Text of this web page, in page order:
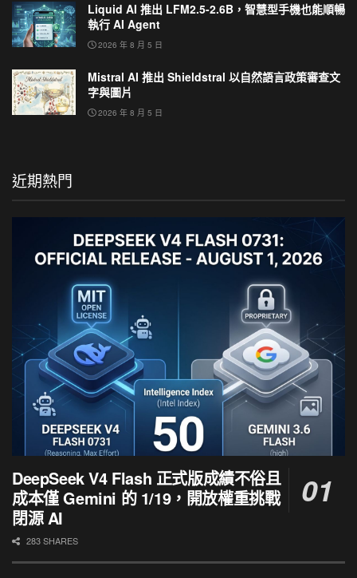
Liquid AI 推出 LFM2.5-2.6B，智慧型手機也能順暢
執行 AI Agent
2026 年 8 月 5 日
Mistral AI 推出 Shieldstral 以自然語言政策審查文
字與圖片
2026 年 8 月 5 日
近期熱門
DeepSeek V4 Flash 正式版成績不俗且
成本僅 Gemini 的 1/19，開放權重挑戰
閉源 AI
283 SHARES